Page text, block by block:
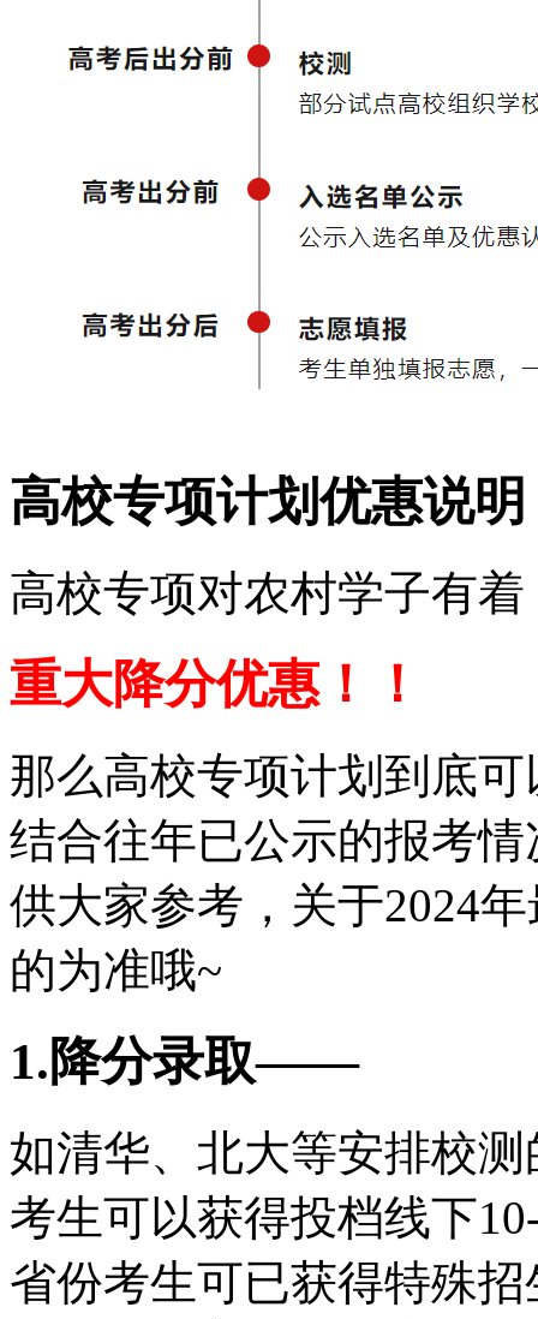
高校专项计划优惠说明
高校专项对农村学子有着
重大降分优惠！！
那么高校专项计划到底
结合往年已公示的报考
供大家参考，关于2024
的为准哦~
1.降分录取——
如清华、北大等安排校
考生可以获得投档线下
省份考生可已获得特殊